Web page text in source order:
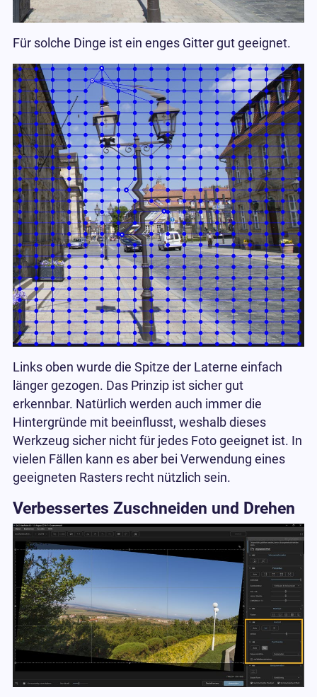
Für solche Dinge ist ein enges Gitter gut geeignet.
Links oben wurde die Spitze der Laterne einfach
länger gezogen. Das Prinzip ist sicher gut
erkennbar. Natürlich werden auch immer die
Hintergründe mit beeinflusst, weshalb dieses
Werkzeug sicher nicht für jedes Foto geeignet ist. In
vielen Fällen kann es aber bei Verwendung eines
geeigneten Rasters recht nützlich sein.
Verbessertes Zuschneiden und Drehen